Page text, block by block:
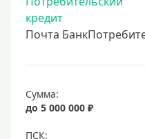
Почта
Сумма:
до 5 000 000 ₽